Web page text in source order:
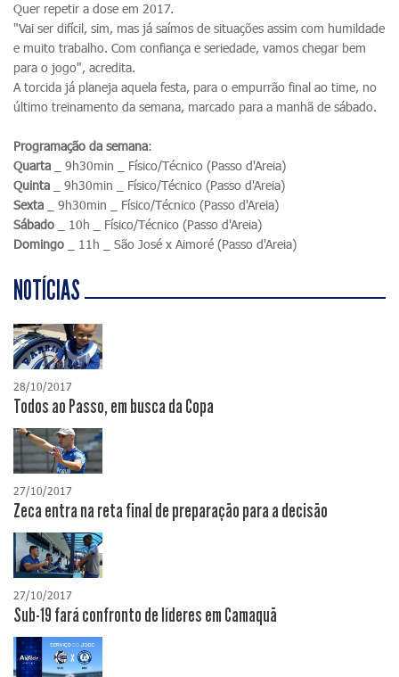
Quer repetir a dose em 2017.
"Vai ser difícil, sim, mas já saímos de situações assim com humildade
e muito trabalho. Com confiança e seriedade, vamos chegar bem
para o jogo", acredita.
A torcida já planeja aquela festa, para o empurrão final ao time, no
último treinamento da semana, marcado para a manhã de sábado.
Programação da semana:
Quarta _ 9h30min _ Físico/Técnico (Passo d'Areia)
Quinta _ 9h30min _ Físico/Técnico (Passo d'Areia)
Sexta _ 9h30min _ Físico/Técnico (Passo d'Areia)
Sábado _ 10h _ Físico/Técnico (Passo d'Areia)
Domingo _ 11h _ São José x Aimoré (Passo d'Areia)
NOTÍCIAS
28/10/2017
Todos ao Passo, em busca da Copa
27/10/2017
Zeca entra na reta final de preparação para a decisão
27/10/2017
Sub-19 fará confronto de líderes em Camaquã